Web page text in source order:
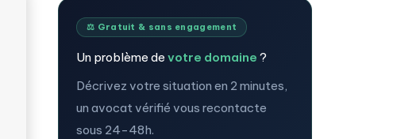
⚖️ Gratuit & sans engagement
Un problème de votre domaine ?
Décrivez votre situation en 2 minutes,
un avocat vérifié vous recontacte
sous 24-48h.